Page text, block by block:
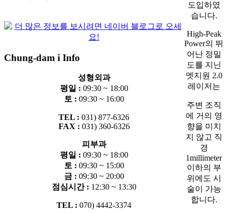
도입하였
습니다.
High-Peak
Power의 뛰
어난 정밀
도를 지닌
엣지원 2.0
레이저는
주변 조직
에 거의 영
향을 미치
지 않고 직
경
1millimeter
이하의 부
위에도 시
술이 가능
합니다.
Chung-dam i Info
성형외과
평일 : 09:30 ~ 18:00
토 : 09:30 ~ 16:00
TEL : 031) 877-6326
FAX : 031) 360-6326
피부과
평일 : 09:30 ~ 18:00
토 : 09:30 ~ 15:00
금 : 09:30 ~ 20:00
점심시간 : 12:30 ~ 13:30
TEL : 070) 4442-3374